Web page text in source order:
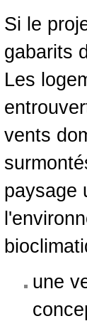
Si le
gabarits
Les
vents
paysage
une